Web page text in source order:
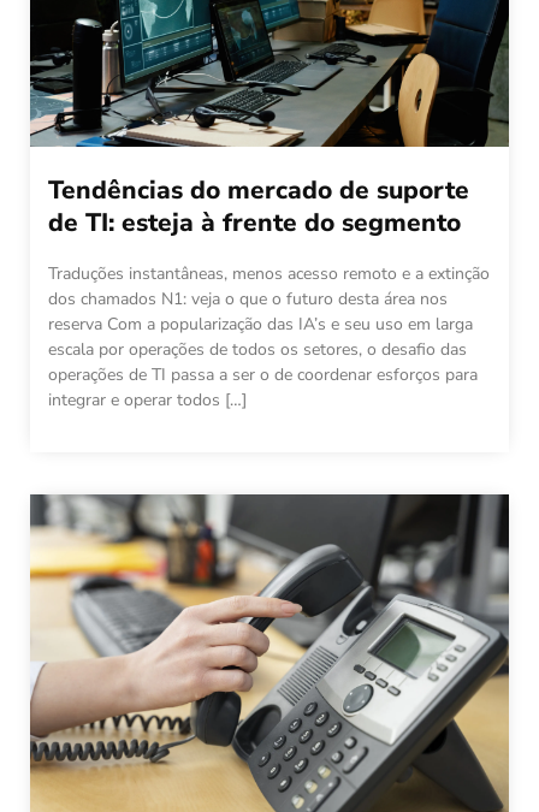
Tendências do mercado de suporte
de TI: esteja à frente do segmento
Traduções instantâneas, menos acesso remoto e a extinção
dos chamados N1: veja o que o futuro desta área nos
reserva Com a popularização das IA’s e seu uso em larga
escala por operações de todos os setores, o desafio das
operações de TI passa a ser o de coordenar esforços para
integrar e operar todos […]